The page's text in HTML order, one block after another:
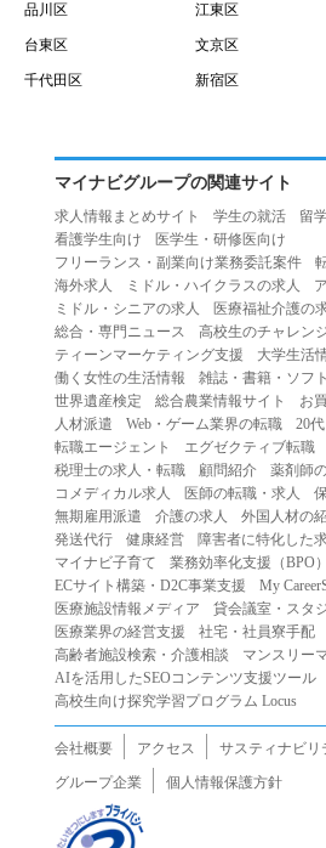
開始日前までに、利用者が賃貸借契
味します。
１３.「中途解約」とは、賃貸借契約
１.利用者は、本サービスを利用する
とします。
（１）重複、虚偽の情報、または自
る行為
（２）第三者になりすまして本サー
（３）当社または第三者の著作権等
バシー、その他の権利を侵害する行為
（４）当社または第三者を誹謗中傷
（５）当社または第三者に不利益を
（６）営利を目的とした行為
（７）政治・選挙・宗教活動または
（８）本サービスの運営を妨害する
（９）法令違反、犯罪行為、または
（１０）暴力的な要求行為、または
当な要求行為
（１１）その他当社が不適切である
２.当社は、前項の定めに該当する行
の提供を停止または中断することが
第５条（免責）
１.当社は、本サービスの利用（これ
三者の情報提供行為等を含みます）
品川区 江東区
台東区 文京区
千代田区 新宿区
マイナビグループの関連サイト
求人情報まとめサイト 学生の就活
留
看護学生向け
医学生・研修医向け
フリーランス・副業向け業務委託案件
海外求人
ミドル・ハイクラスの求人
ミドル・シニアの求人
医療福祉介護の
総合・専門ニュース
高校生のチャレン
ティーンマーケティング支援
大学生活
働く女性の生活情報
雑誌・書籍・ソフト
世界遺産検定
総合農業情報サイト
お
人材派遣
Web・ゲーム業界の転職 20
転職エージェント
エグゼクティブ転職
税理士の求人・転職
顧問紹介 薬剤師
コメディカル求人
医師の転職・求人
無期雇用派遣
介護の求人 外国人材の
発送代行
健康経営
障害者に特化した
マイナビ子育て
業務効率化支援（BPO）
ECサイト構築・D2C事業支援
My
医療施設情報メディア
貸会議室・スタ
医療業界の経営支援
社宅・社員寮手配
高齢者施設検索・介護相談
マンスリー
AIを活用したSEOコンテンツ支援ツール
高校生向け探究学習プログラム Locus
会社概要 アクセス サスティナビリ
グループ企業
個人情報保護方針